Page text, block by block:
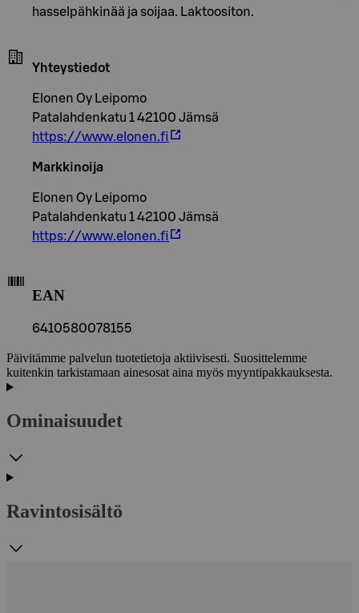
hasselpähkinää ja soijaa. Laktoositon.
Yhteystiedot
Elonen Oy Leipomo
Patalahdenkatu 1 42100 Jämsä
https://www.elonen.fi
Markkinoija
Elonen Oy Leipomo
Patalahdenkatu 1 42100 Jämsä
https://www.elonen.fi
EAN
6410580078155
Päivitämme palvelun tuotetietoja aktiivisesti. Suosittelemme
kuitenkin tarkistamaan ainesosat aina myös myyntipakkauksesta.
Ominaisuudet
Ravintosisältö